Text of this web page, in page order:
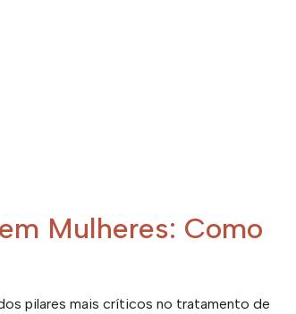
Mulheres: Como
pilares mais críticos no tratamento de